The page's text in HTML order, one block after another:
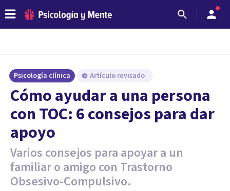
Psicología clínica Artículo revisado
Cómo ayudar a una persona
con TOC: 6 consejos para dar
apoyo
Varios consejos para apoyar a un
familiar o amigo con Trastorno
Obsesivo-Compulsivo.